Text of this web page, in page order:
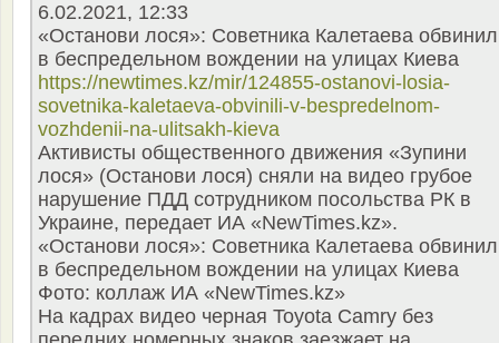
6.02.2021, 12:33
«Останови лося»: Советника Калетаева
в беспредельном вождении на улицах Киева
https://newtimes.kz/mir/124855-ostanovi-losia-
sovetnika-kaletaeva-obvinili-v-bespredelnom-
vozhdenii-na-ulitsakh-kieva
Активисты общественного движения «Зупини
лося» (Останови лося) сняли на видео грубое
нарушение ПДД сотрудником посольства РК в
Украине, передает ИА «NewTimes.kz».
«Останови лося»: Советника Калетаева
в беспредельном вождении на улицах Киева
Фото: коллаж ИА «NewTimes.kz»
На кадрах видео черная Toyota Camry без